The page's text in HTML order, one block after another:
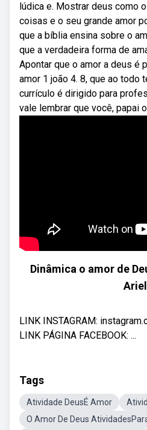
lúdica e. Mostrar deus como
coisas e o seu grande amor
que a bíblia ensina sobre o
que a verdadeira forma de
Apontar que o amor a deus é
amor 1 joão 4. 8, que ao todo
currículo é dirigido para
vale lembrar que você, papai
Dinâmica o amor de
Ariel
LINK INSTAGRAM:
LINK PÁGINA FACEBOOK: ...
Tags
Atividade DeusÉ Amor
O Amor De Deus